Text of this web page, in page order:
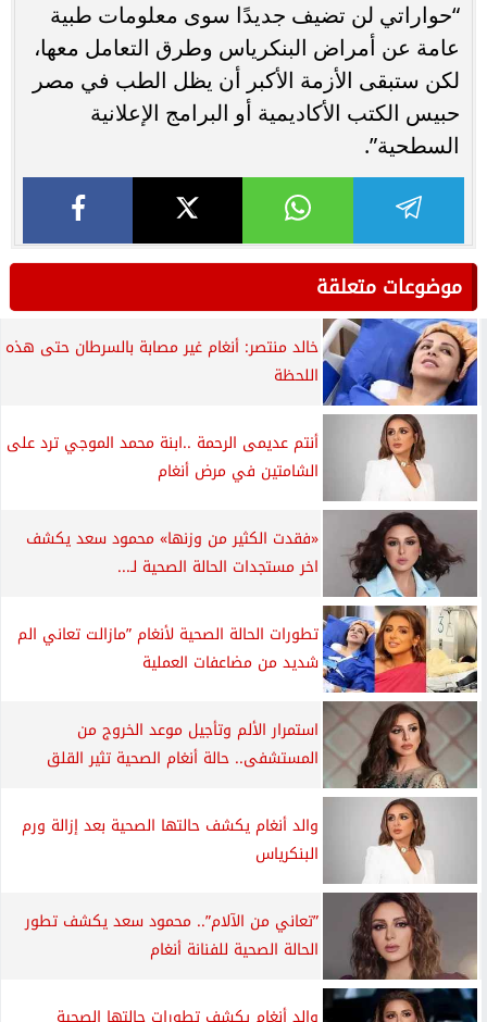
“حواراتي لن تضيف جديدًا سوى معلومات طبية
عامة عن أمراض البنكرياس وطرق التعامل معها،
لكن ستبقى الأزمة الأكبر أن يظل الطب في مصر
حبيس الكتب الأكاديمية أو البرامج الإعلانية
السطحية”.
موضوعات متعلقة
خالد منتصر: أنغام غير مصابة بالسرطان حتى هذه
اللحظة
أنتم عديمى الرحمة ..ابنة محمد الموجي ترد على
الشامتين في مرض أنغام
«فقدت الكثير من وزنها» محمود سعد يكشف
اخر مستجدات الحالة الصحية لـ...
تطورات الحالة الصحية لأنغام ”مازالت تعاني الم
شديد من مضاعفات العملية
استمرار الألم وتأجيل موعد الخروج من
المستشفى.. حالة أنغام الصحية تثير القلق
والد أنغام يكشف حالتها الصحية بعد إزالة ورم
البنكرياس
”تعاني من الآلام”.. محمود سعد يكشف تطور
الحالة الصحية للفنانة أنغام